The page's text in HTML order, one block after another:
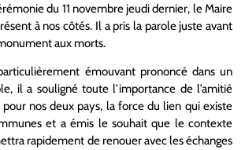
du 11 novembre jeudi dernier, le Maire
à nos côtés. Il a pris la parole juste avant
aux morts.
émouvant prononcé dans un
il a souligné toute l’importance de l’amitié
nos deux pays, la force du lien qui existe
et a émis le souhait que le contexte
rapidement de renouer avec les échanges